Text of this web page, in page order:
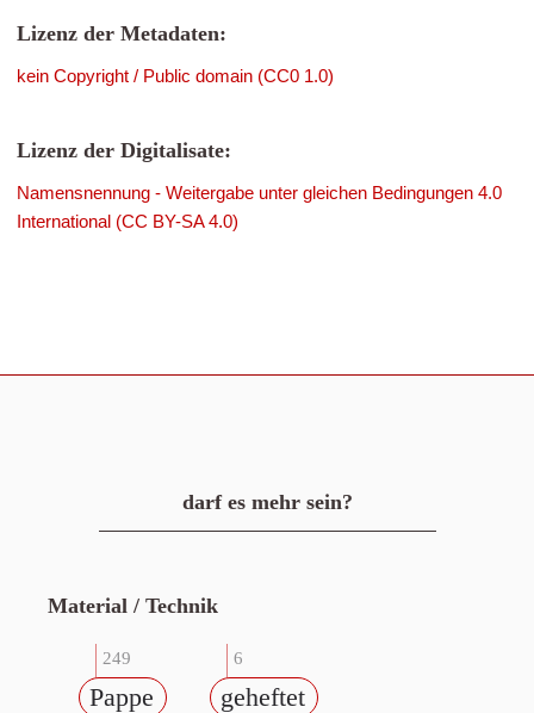
Lizenz der Metadaten:
kein Copyright / Public domain (CC0 1.0)
Lizenz der Digitalisate:
Namensnennung - Weitergabe unter gleichen Bedingungen 4.0
International (CC BY-SA 4.0)
darf es mehr sein?
Material / Technik
249
Pappe
6
geheftet